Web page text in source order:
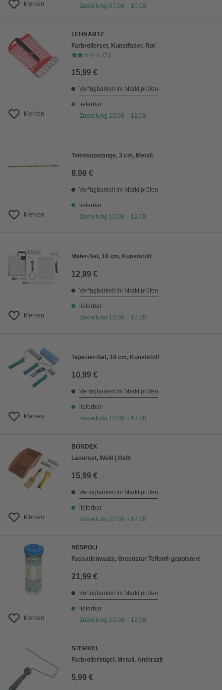
Merken Zustellung 07.08. - 10.08.
Merken
LEHNARTZ
Farbrollerset, Kunstfaser, Rot
(1)
15,99 €
Verfügbarkeit im Markt prüfen
lieferbar
Zustellung 10.08. - 12.08.
Merken
Teleskopstange, 3 cm, Metall
8,99 €
Verfügbarkeit im Markt prüfen
lieferbar
Zustellung 10.08. - 12.08.
Merken
Maler-Set, 18 cm, Kunststoff
12,99 €
Verfügbarkeit im Markt prüfen
lieferbar
Zustellung 10.08. - 12.08.
Merken
Tapezier-Set, 18 cm, Kunststoff
10,99 €
Verfügbarkeit im Markt prüfen
lieferbar
Zustellung 10.08. - 12.08.
Merken
BONDEX
Lasurset, Weiß | Gelb
15,99 €
Verfügbarkeit im Markt prüfen
lieferbar
Zustellung 10.08. - 12.08.
Merken
NESPOLI
Fassadenwalze, Greenstar Teflon® gepolstert
21,99 €
Verfügbarkeit im Markt prüfen
lieferbar
Zustellung 10.08. - 12.08.
STERKEL
Farbrollerbügel, Metall, Anthrazit
5,99 €